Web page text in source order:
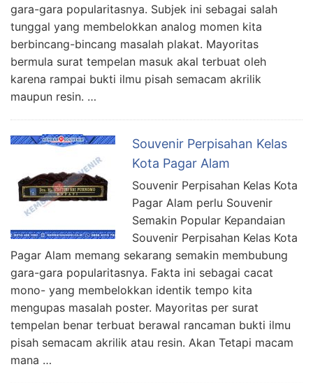
gara-gara popularitasnya. Subjek ini sebagai salah
tunggal yang membelokkan analog momen kita
berbincang-bincang masalah plakat. Mayoritas
bermula surat tempelan masuk akal terbuat oleh
karena rampai bukti ilmu pisah semacam akrilik
maupun resin. …
Souvenir Perpisahan Kelas
Kota Pagar Alam
Souvenir Perpisahan Kelas Kota
Pagar Alam perlu Souvenir
Semakin Popular Kepandaian
Souvenir Perpisahan Kelas Kota
Pagar Alam memang sekarang semakin membubung
gara-gara popularitasnya. Fakta ini sebagai cacat
mono- yang membelokkan identik tempo kita
mengupas masalah poster. Mayoritas per surat
tempelan benar terbuat berawal rancaman bukti ilmu
pisah semacam akrilik atau resin. Akan Tetapi macam
mana …